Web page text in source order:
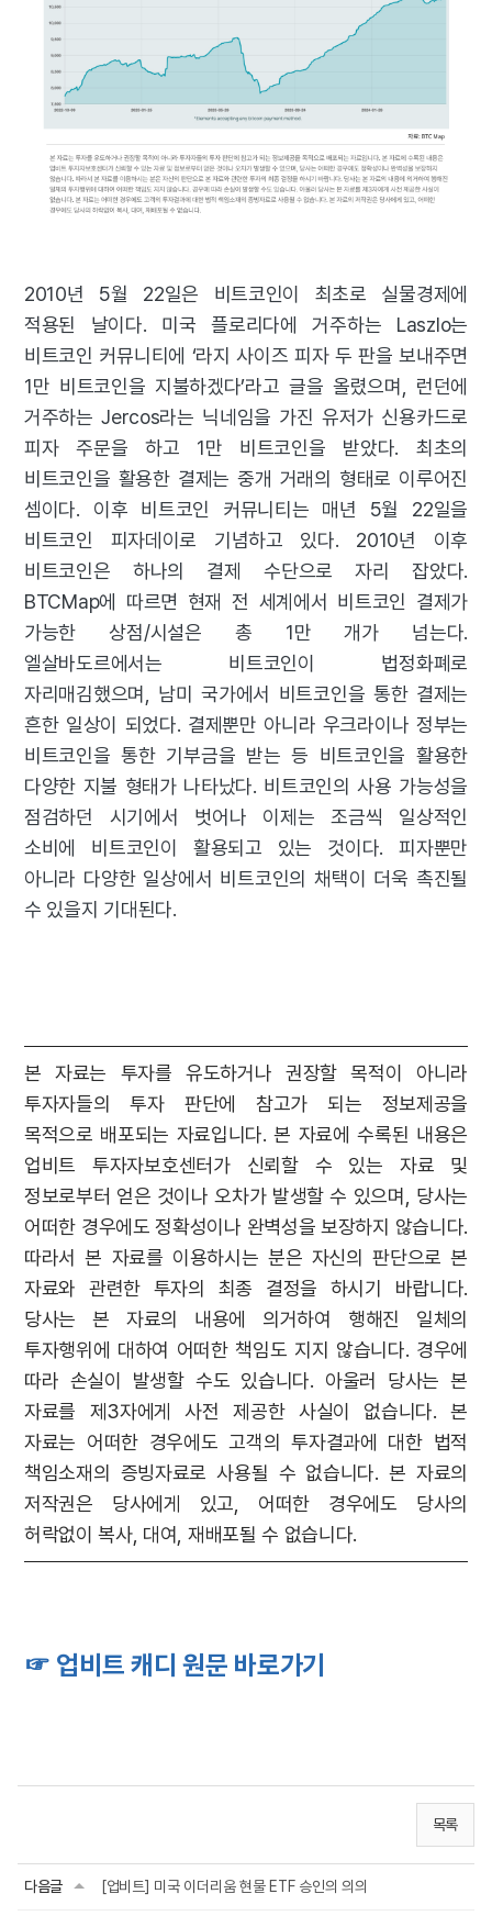
2010년 5월 22일은 비트코인이 최초로 실물경제에
적용된 날이다. 미국 플로리다에 거주하는 Laszlo는
비트코인 커뮤니티에 ‘라지 사이즈 피자 두 판을 보내주면
1만 비트코인을 지불하겠다’라고 글을 올렸으며, 런던에
거주하는 Jercos라는 닉네임을 가진 유저가 신용카드로
피자 주문을 하고 1만 비트코인을 받았다. 최초의
비트코인을 활용한 결제는 중개 거래의 형태로 이루어진
셈이다. 이후 비트코인 커뮤니티는 매년 5월 22일을
비트코인 피자데이로 기념하고 있다. 2010년 이후
비트코인은 하나의 결제 수단으로 자리 잡았다.
BTCMap에 따르면 현재 전 세계에서 비트코인 결제가
가능한 상점/시설은 총 1만 개가 넘는다.
엘살바도르에서는 비트코인이 법정화폐로
자리매김했으며, 남미 국가에서 비트코인을 통한 결제는
흔한 일상이 되었다. 결제뿐만 아니라 우크라이나 정부는
비트코인을 통한 기부금을 받는 등 비트코인을 활용한
다양한 지불 형태가 나타났다. 비트코인의 사용 가능성을
점검하던 시기에서 벗어나 이제는 조금씩 일상적인
소비에 비트코인이 활용되고 있는 것이다. 피자뿐만
아니라 다양한 일상에서 비트코인의 채택이 더욱 촉진될
수 있을지 기대된다.
본 자료는 투자를 유도하거나 권장할 목적이 아니라
투자자들의 투자 판단에 참고가 되는 정보제공을
목적으로 배포되는 자료입니다. 본 자료에 수록된 내용은
업비트 투자자보호센터가 신뢰할 수 있는 자료 및
정보로부터 얻은 것이나 오차가 발생할 수 있으며, 당사는
어떠한 경우에도 정확성이나 완벽성을 보장하지 않습니다.
따라서 본 자료를 이용하시는 분은 자신의 판단으로 본
자료와 관련한 투자의 최종 결정을 하시기 바랍니다.
당사는 본 자료의 내용에 의거하여 행해진 일체의
투자행위에 대하여 어떠한 책임도 지지 않습니다. 경우에
따라 손실이 발생할 수도 있습니다. 아울러 당사는 본
자료를 제3자에게 사전 제공한 사실이 없습니다. 본
자료는 어떠한 경우에도 고객의 투자결과에 대한 법적
책임소재의 증빙자료로 사용될 수 없습니다. 본 자료의
저작권은 당사에게 있고, 어떠한 경우에도 당사의
허락없이 복사, 대여, 재배포될 수 없습니다.
☞ 업비트 캐디 원문 바로가기
목록
다음글 [업비트] 미국 이더리움 현물 ETF 승인의 의의